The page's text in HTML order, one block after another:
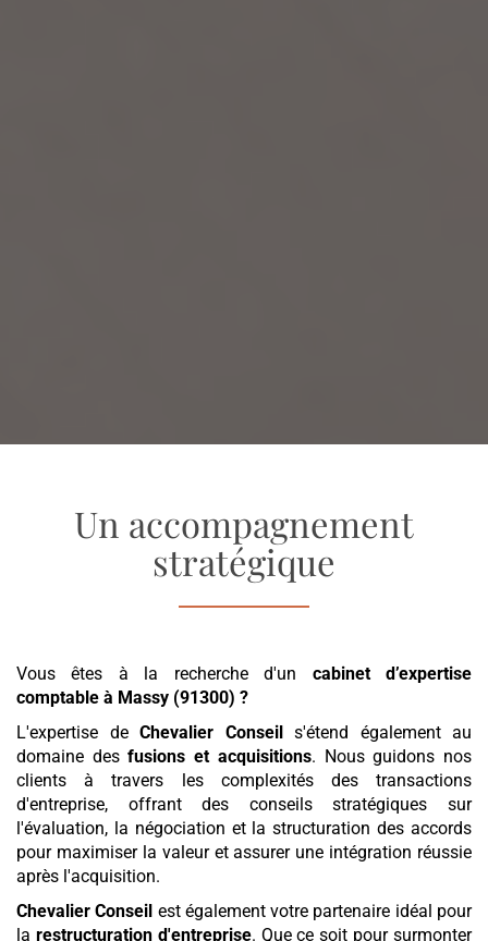
Un accompagnement
stratégique
Vous êtes à la recherche d'un cabinet d’expertise
comptable à Massy (91300) ?
L'expertise de Chevalier Conseils'étend également au
domaine desfusions et acquisitions. Nous guidons nos
clients à travers les complexités des transactions
d'entreprise, offrant des conseils stratégiques sur
l'évaluation, la négociation et la structuration des accords
pour maximiser la valeur et assurer une intégration réussie
après l'acquisition.
Chevalier Conseil est également votre partenaire idéal pour
la restructuration d'entreprise. Que ce soit pour surmonter